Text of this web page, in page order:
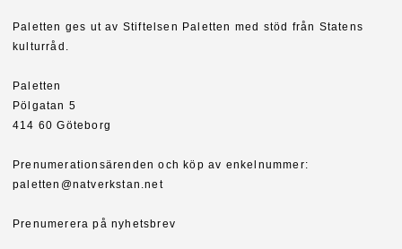
Paletten ges ut av Stiftelsen Paletten med stöd från Statens
kulturråd.
Paletten
Pölgatan 5
414 60 Göteborg
Prenumerationsärenden och köp av enkelnummer:
paletten@natverkstan.net
Prenumerera på nyhetsbrev